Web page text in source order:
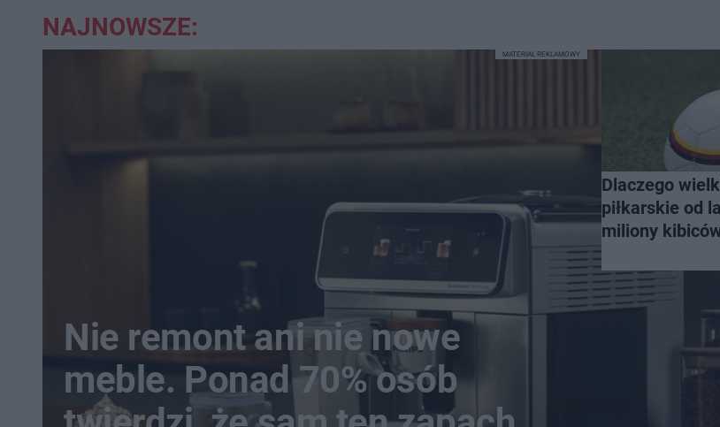
NAJNOWSZE:
Nie remont ani nie nowe
meble. Ponad 70% osób
MATERIAŁ REKLAMOWY
Dlaczego
piłkarskie od
miliony